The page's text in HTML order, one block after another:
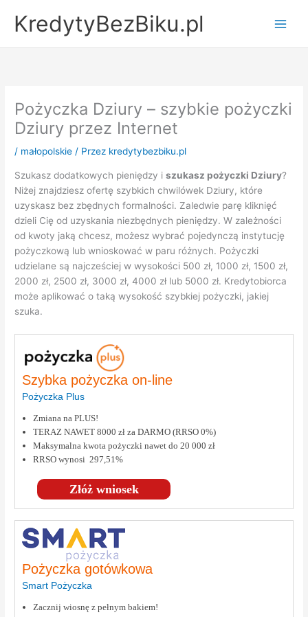
KredytyBezBiku.pl
Pożyczka Dziury – szybkie pożyczki
Dziury przez Internet
/ małopolskie / Przez kredytybezbiku.pl
Szukasz dodatkowych pieniędzy iszukasz pożyczki Dziury?
Niżej znajdziesz ofertę szybkich chwilówek Dziury, które
uzyskasz bez zbędnych formalności. Zaledwie parę kliknięć
dzieli Cię od uzyskania niezbędnych pieniędzy. W zależności
od kwoty jaką chcesz, możesz wybrać pojedynczą instytucję
pożyczkową lub wnioskować w paru różnych. Pożyczki
udzielane są najcześciej w wysokości 500 zł, 1000 zł, 1500 zł,
2000 zł, 2500 zł, 3000 zł, 4000 zł lub 5000 zł. Kredytobiorca
może aplikować o taką wysokość szybkiej pożyczki, jakiej
szuka.
Szybka pożyczka on-line
Pożyczka Plus
Złóż wniosek
Zmiana na PLUS!
TERAZ NAWET 8000 zł za DARMO (RRSO 0%)
Maksymalna kwota pożyczki nawet do 20 000 zł
RRSO wynosi 297,51%
Pożyczka gotówkowa
Smart Pożyczka
Zacznij wiosnę z pełnym bakiem!